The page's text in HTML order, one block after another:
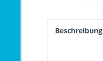
Beschreibung